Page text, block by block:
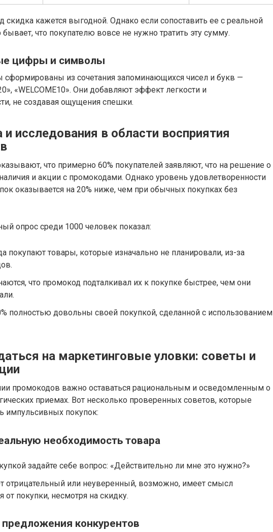
скидка кажется выгодной. Однако если сопоставить ее с реальной
бывает, что покупателю вовсе не нужно тратить эту сумму.
цифры и символы
сформированы из сочетания запоминающихся чисел и букв —
«WELCOME10». Они добавляют эффект легкости и
не создавая ощущения спешки.
и исследования в области восприятия
что примерно 60% покупателей заявляют, что на решение о
и акции с промокодами. Однако уровень удовлетворенности
оказывается на 20% ниже, чем при обычных покупках без
опрос среди 1000 человек показал:
покупают товары, которые изначально не планировали, из-за
что промокод подталкивал их к покупке быстрее, чем они
полностью довольны своей покупкой, сделанной с использованием
на маркетинговые уловки: советы и
промокодов важно оставаться рациональным и осведомленным о
приемах. Вот несколько проверенных советов, которые
импульсивных покупок:
необходимость товара
задайте себе вопрос: «Действительно ли мне это нужно?»
отрицательный или неуверенный, возможно, имеет смысл
от покупки, несмотря на скидку.
предложения конкурентов